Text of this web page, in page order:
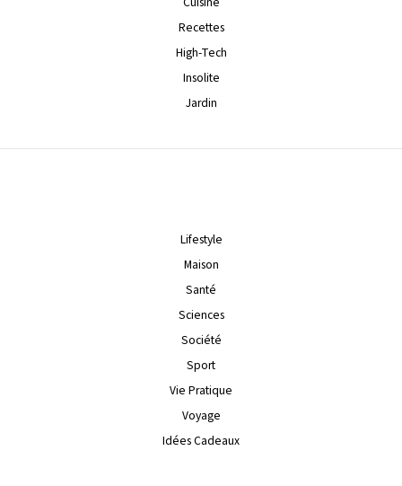
Recettes
High-Tech
Insolite
Jardin
Lifestyle
Maison
Santé
Sciences
Société
Sport
Vie Pratique
Voyage
Idées Cadeaux